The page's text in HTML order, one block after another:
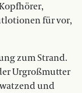
für vor,
zum Strand.
Urgroßmutter
und